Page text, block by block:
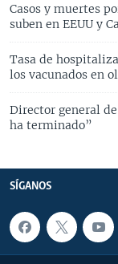
Casos y muertes
suben en EEUU y
Tasa de
los vacunados en
Director general
ha terminado”
SÍGANOS